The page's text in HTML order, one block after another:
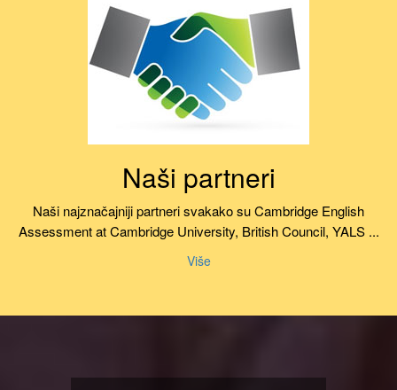
Naši partneri
Naši najznačajniji partneri svakako su Cambridge English
Assessment at Cambridge University, British Council, YALS ...
Više